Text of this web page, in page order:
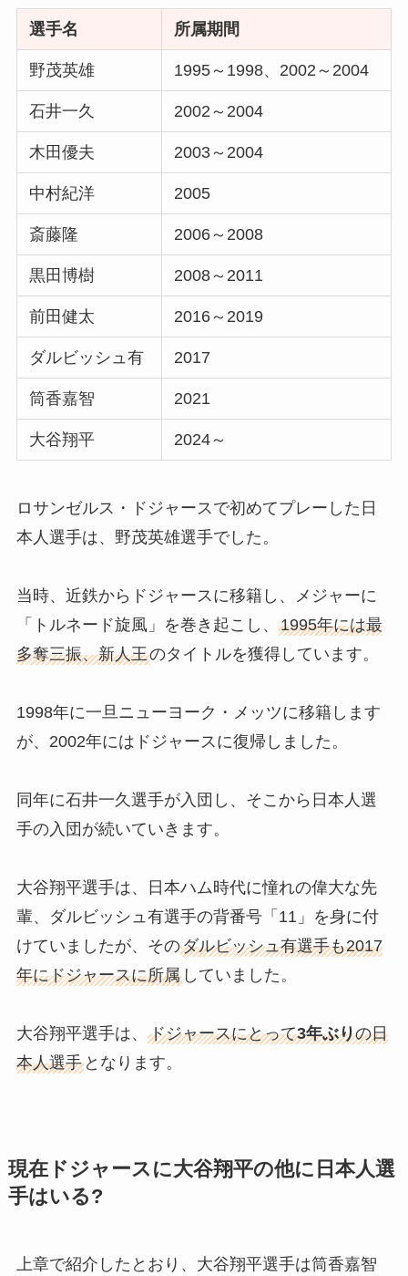
選手名 所属期間
野茂英雄 1995～1998、2002～2004
石井一久 2002～2004
木田優夫 2003～2004
中村紀洋 2005
斎藤隆 2006～2008
黒田博樹 2008～2011
前田健太 2016～2019
ダルビッシュ有 2017
筒香嘉智 2021
大谷翔平 2024～
ロサンゼルス・ドジャースで初めてプレーした日
本人選手は、野茂英雄選手でした。
当時、近鉄からドジャースに移籍し、メジャーに
「トルネード旋風」を巻き起こし、 1995年には最
多奪三振、新人王のタイトルを獲得しています。
1998年に一旦ニューヨーク・メッツに移籍します
が、2002年にはドジャースに復帰しました。
同年に石井一久選手が入団し、そこから日本人選
手の入団が続いていきます。
大谷翔平選手は、日本ハム時代に憧れの偉大な先
輩、ダルビッシュ有選手の背番号「11」を身に付
けていましたが、そのダルビッシュ有選手も2017
年にドジャースに所属していました。
大谷翔平選手は、 ドジャースにとって3年ぶりの日
本人選手となります。
現在ドジャースに大谷翔平の他に日本人選
手はいる?
上章で紹介したとおり、大谷翔平選手は筒香嘉智